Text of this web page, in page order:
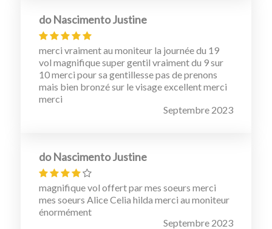
do Nascimento Justine
merci vraiment au moniteur la journée du 19
vol magnifique super gentil vraiment du 9 sur
10 merci pour sa gentillesse pas de prenons
mais bien bronzé sur le visage excellent merci
merci
Septembre 2023
do Nascimento Justine
magnifique vol offert par mes soeurs merci
mes soeurs Alice Celia hilda merci au moniteur
énormément
Septembre 2023